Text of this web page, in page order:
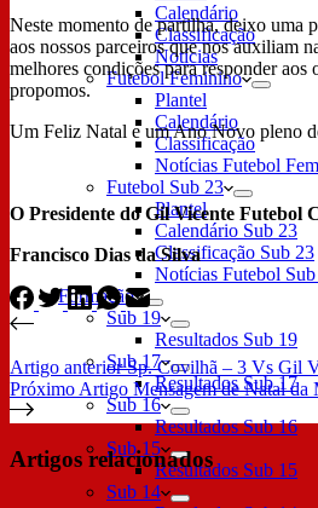
Calendário
Classificação
Notícias
Futebol Feminino
Plantel
Calendário
Classificação
Notícias Futebol
Futebol Sub 23
Plantel
Calendário Sub 23
Classificação Sub 23
Notícias Futebol
Formação
Sub 19
Resultados Sub 19
Sub 17
Resultados Sub 17
Sub 16
Resultados Sub 16
Sub 15
Resultados Sub 15
Sub 14
Neste momento de partilha, deixo uma
aos nossos parceiros que nos auxiliam
melhores condições para responder aos
propomos.
Um Feliz Natal e um Ano Novo pleno
O Presidente do Gil Vicente Futebol
Francisco Dias da Silva
Artigo anteriorSp. Covilhã – 3 Vs Gil
Próximo Artigo Mensagem de Natal da
Artigos relacionados